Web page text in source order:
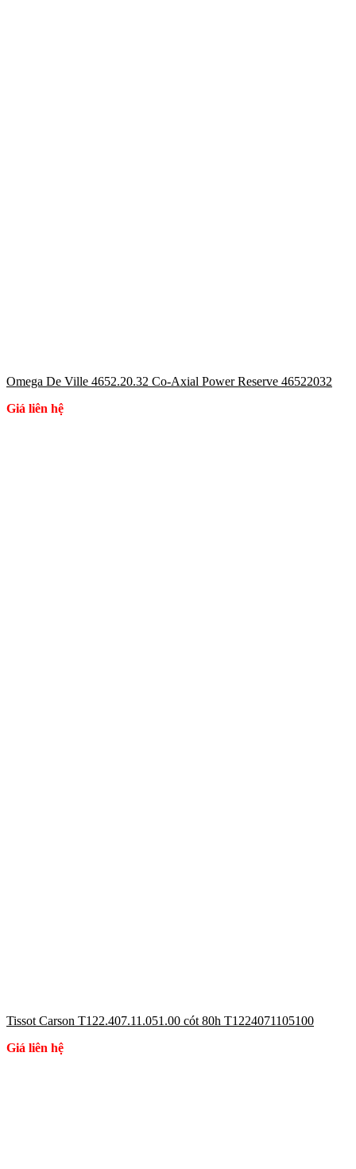
Omega De Ville 4652.20.32 Co-Axial Power Reserve 46522032
Giá liên hệ
Tissot Carson T122.407.11.051.00 cót 80h T1224071105100
Giá liên hệ